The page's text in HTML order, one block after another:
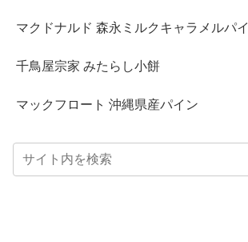
マクドナルド 森永ミルクキャラメルパイ
千鳥屋宗家 みたらし小餅
マックフロート 沖縄県産パイン